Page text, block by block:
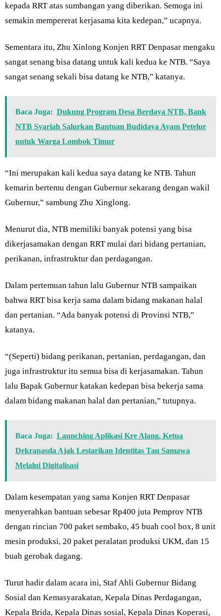
kepada RRT atas sumbangan yang diberikan. Semoga ini
semakin mempererat kerjasama kita kedepan,” ucapnya.
Sementara itu, Zhu Xinlong Konjen RRT Denpasar mengaku
sangat senang bisa datang untuk kali kedua ke NTB. “Saya
sangat senang sekali bisa datang ke NTB,” katanya.
Baca Juga: Dukung Program Desa Berdaya NTB, Bank
NTB Syariah Salurkan Bantuan Budidaya Ayam Petelur
untuk Warga Lombok Timur
“Ini merupakan kali kedua saya datang ke NTB. Tahun
kemarin bertemu dengan Gubernur sekarang dengan wakil
Gubernur,” sambung Zhu Xinglong.
Menurut dia, NTB memiliki banyak potensi yang bisa
dikerjasamakan dengan RRT mulai dari bidang pertanian,
perikanan, infrastruktur dan perdagangan.
Dalam pertemuan tahun lalu Gubernur NTB sampaikan
bahwa RRT bisa kerja sama dalam bidang makanan halal
dan pertanian. “Ada banyak potensi di Provinsi NTB,”
katanya.
“(Seperti) bidang perikanan, pertanian, perdagangan, dan
juga infrastruktur itu semua bisa di kerjasamakan. Tahun
lalu Bapak Gubernur katakan kedepan bisa bekerja sama
dalam bidang makanan halal dan pertanian,” tutupnya.
Baca Juga: Launching Aplikasi Kre Alang, Ketua
Dekranasda Ajak Lestarikan Identitas Tau Samawa
Melalui Digitalisasi
Dalam kesempatan yang sama Konjen RRT Denpasar
menyerahkan bantuan sebesar Rp400 juta Pemprov NTB
dengan rincian 700 paket sembako, 45 buah cool box, 8 unit
mesin produksi, 20 paket peralatan produksi UKM, dan 15
buah gerobak dagang.
Turut hadir dalam acara ini, Staf Ahli Gubernur Bidang
Sosial dan Kemasyarakatan, Kepala Dinas Perdagangan,
Kepala Brida, Kepala Dinas sosial, Kepala Dinas Koperasi,